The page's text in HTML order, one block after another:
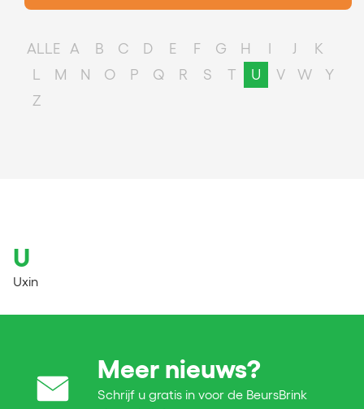
ALLE A B C D E F G H J
K
L
M N O P Q R S T U V W
Y
Z
U
Uxin
Meer nieuws?
Schrijf u gratis in voor de BeursBrink